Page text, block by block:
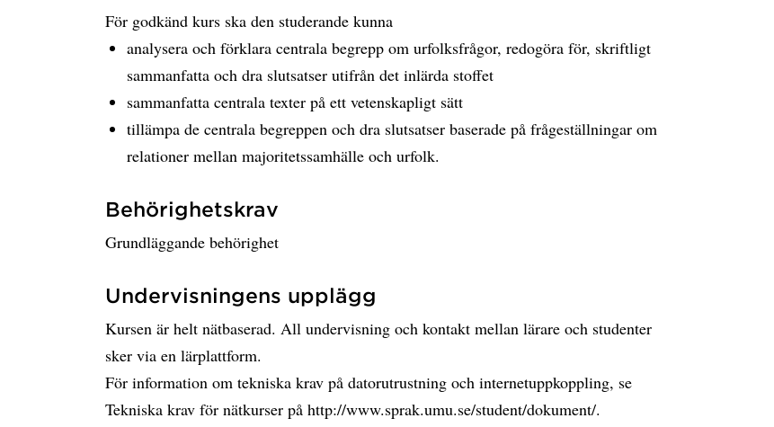
För godkänd kurs ska den studerande kunna
analysera och förklara centrala begrepp om urfolksfrågor, redogöra för, skriftligt
sammanfatta och dra slutsatser utifrån det inlärda stoffet
sammanfatta centrala texter på ett vetenskapligt sätt
tillämpa de centrala begreppen och dra slutsatser baserade på frågeställningar om
relationer mellan majoritetssamhälle och urfolk.
Behörighetskrav
Grundläggande behörighet
Undervisningens upplägg
Kursen är helt nätbaserad. All undervisning och kontakt mellan lärare och studenter
sker via en lärplattform.
För information om tekniska krav på datorutrustning och internetuppkoppling, se
Tekniska krav för nätkurser på http://www.sprak.umu.se/student/dokument/.